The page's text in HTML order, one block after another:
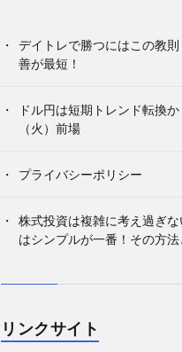
デイトレで勝つにはこの教
善が最短！
ドル円は短期トレンド転換
（火）前場
プライバシーポリシー
株式投資は複雑に考え過ぎ
はシンプルが一番！その方法
リンクサイト